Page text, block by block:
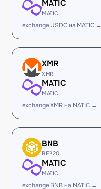
MATIC
MATIC
exchange USDC на MATIC →
XMR
XMR
MATIC
MATIC
exchange XMR на MATIC →
BNB
BEP20
MATIC
MATIC
exchange BNB на MATIC →